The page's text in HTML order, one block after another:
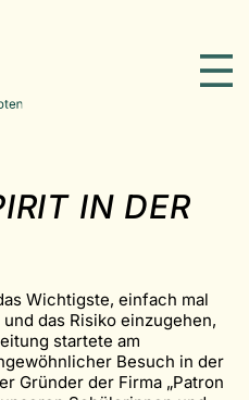
IN DER
Wichtigste, einfach mal
das Risiko einzugehen,
startete am
Besuch in der
Gründer der Firma „Patron